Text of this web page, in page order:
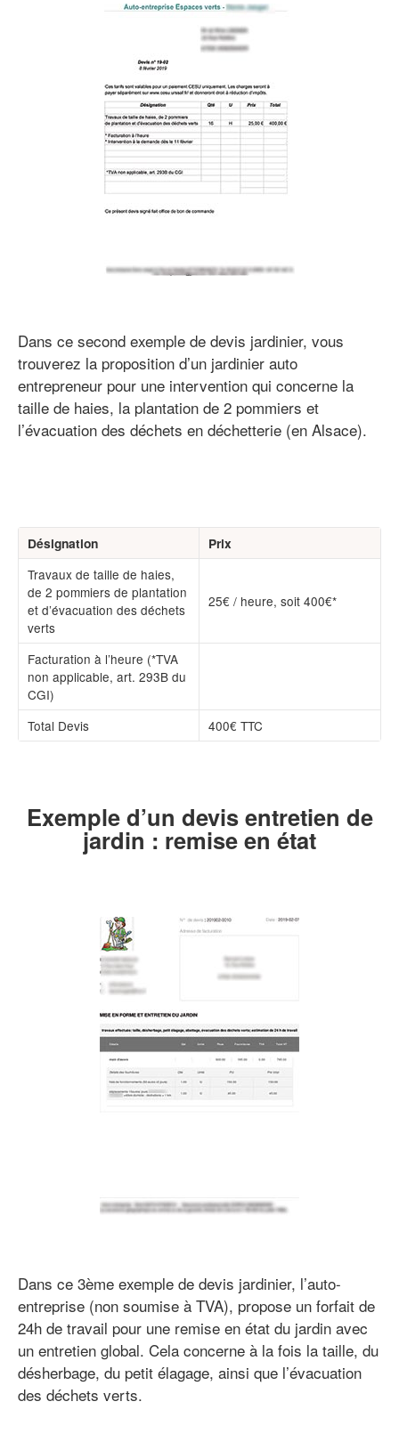
Dans ce second exemple de devis jardinier, vous
trouverez la proposition d’un jardinier auto
entrepreneur pour une intervention qui concerne la
taille de haies, la plantation de 2 pommiers et
l’évacuation des déchets en déchetterie (en Alsace).
Désignation
Prix
Travaux de taille de haies,
de 2 pommiers de plantation
et d’évacuation des déchets
verts
25€ / heure, soit 400€*
Facturation à l’heure (*TVA
non applicable, art. 293B du
CGI)
Total Devis
400€ TTC
Exemple d’un devis entretien de
jardin : remise en état
Dans ce 3ème exemple de devis jardinier, l’auto-
entreprise (non soumise à TVA), propose un forfait de
24h de travail pour une remise en état du jardin avec
un entretien global. Cela concerne à la fois la taille, du
désherbage, du petit élagage, ainsi que l’évacuation
des déchets verts.